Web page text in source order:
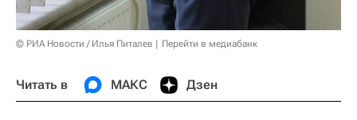
© РИА Новости / Илья Питалев Перейти в медиабанк
Читать в МАКС Дзен